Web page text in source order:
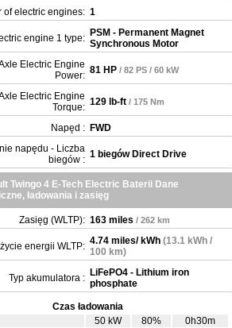
of electric engines: 1
engine 1 type: PSM - Permanent Magnet
Synchronous Motor
Electric Engine
Power: 81 HP / 82 PS / 60 kW
Electric Engine
Torque: 129 lb-ft / 175 Nm
Napęd : FWD
napędu - Liczba
biegów : 1 biegów Direct Drive
Twingo 4 E-Tech Electric Baterii Dane
ładowania i zasięg
Zasięg (WLTP): 163 miles / 262 km
energii WLTP: 4.74 miles/ kWh (13.1 kWh /
100 km)
Typ akumulatora : LiFePO4 - Lithium iron
phosphate
Czas ładowania
50 kW 80%
0h30m